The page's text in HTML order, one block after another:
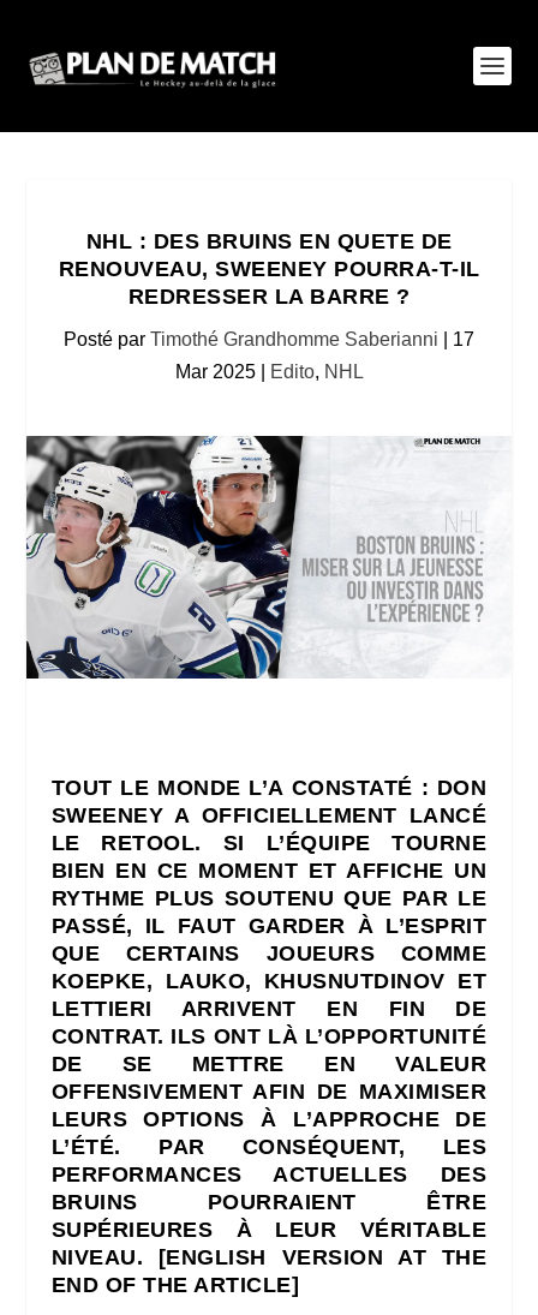
NHL : DES BRUINS EN QUETE DE
RENOUVEAU, SWEENEY POURRA-T-IL
REDRESSER LA BARRE ?
Posté par Timothé Grandhomme Saberianni
17
Mar 2025| Edito, NHL
TOUT LE MONDE L’A CONSTATÉ : DON
SWEENEY A OFFICIELLEMENT LANCÉ
LE RETOOL. SI L’ÉQUIPE TOURNE
BIEN EN CE MOMENT ET AFFICHE UN
RYTHME PLUS SOUTENU QUE PAR LE
PASSÉ, IL FAUT GARDER À L’ESPRIT
QUE CERTAINS JOUEURS COMME
KOEPKE, LAUKO, KHUSNUTDINOV ET
LETTIERI ARRIVENT EN FIN DE
CONTRAT. ILS ONT LÀ L’OPPORTUNITÉ
DE SE METTRE EN VALEUR
OFFENSIVEMENT AFIN DE MAXIMISER
LEURS OPTIONS À L’APPROCHE DE
L’ÉTÉ. PAR CONSÉQUENT, LES
PERFORMANCES ACTUELLES DES
BRUINS POURRAIENT ÊTRE
SUPÉRIEURES À LEUR VÉRITABLE
NIVEAU. [ENGLISH VERSION AT THE
END OF THE ARTICLE]